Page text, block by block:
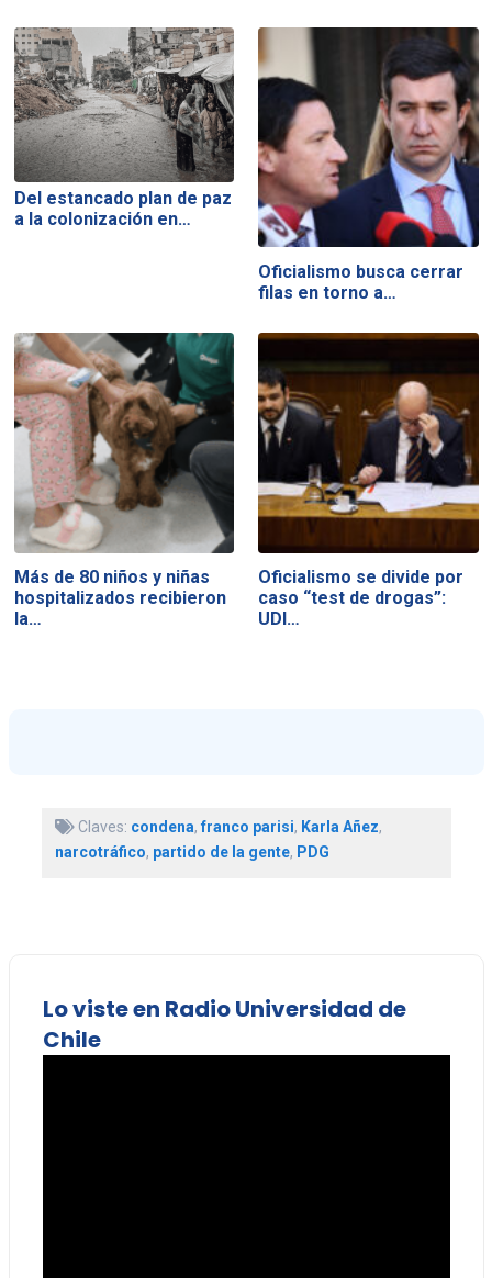
Del estancado plan de paz
a la colonización en…
Oficialismo busca cerrar
filas en torno a…
Más de 80 niños y niñas
hospitalizados recibieron
la…
Oficialismo se divide por
caso “test de drogas”:
UDI…
Claves: condena,franco parisi, Karla Añez,
narcotráfico, partido de la gente, PDG
Lo viste en Radio Universidad de
Chile